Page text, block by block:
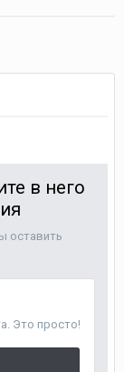
в него
оставить
Это просто!